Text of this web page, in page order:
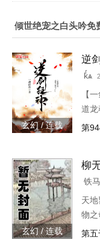
倾世绝宠之白头吟免
玄幻 / 连载
逆
kͬѧ
【
道龙
峰
第
玄幻 / 连载
柳
铁
天
物之
之
第五